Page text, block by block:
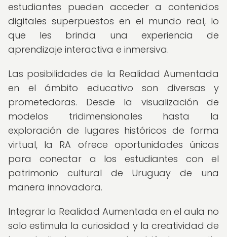
estudiantes pueden acceder a contenidos
digitales superpuestos en el mundo real, lo
que les brinda una experiencia de
aprendizaje interactiva e inmersiva.
Las posibilidades de la Realidad Aumentada
en el ámbito educativo son diversas y
prometedoras. Desde la visualización de
modelos tridimensionales hasta la
exploración de lugares históricos de forma
virtual, la RA ofrece oportunidades únicas
para conectar a los estudiantes con el
patrimonio cultural de Uruguay de una
manera innovadora.
Integrar la Realidad Aumentada en el aula no
solo estimula la curiosidad y la creatividad de